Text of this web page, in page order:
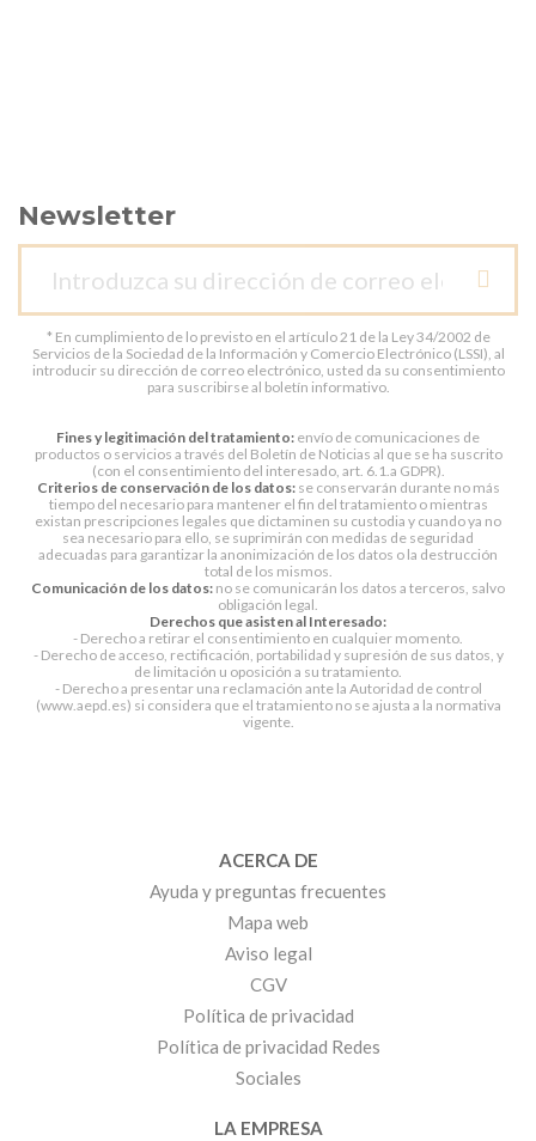
Newsletter
* En cumplimiento de lo previsto en el artículo 21 de la Ley 34/2002 de
Servicios de la Sociedad de la Información y Comercio Electrónico (LSSI), al
introducir su dirección de correo electrónico, usted da su consentimiento
para suscribirse al boletín informativo.
Fines y legitimación del tratamiento: envío de comunicaciones de
productos o servicios a través del Boletín de Noticias al que se ha suscrito
(con el consentimiento del interesado, art. 6.1.a GDPR).
Criterios de conservación de los datos:se conservarán durante no más
tiempo del necesario para mantener el fin del tratamiento o mientras
existan prescripciones legales que dictaminen su custodia y cuando ya no
sea necesario para ello, se suprimirán con medidas de seguridad
adecuadas para garantizar la anonimización de los datos o la destrucción
total de los mismos.
Comunicación de los datos: no se comunicarán los datos a terceros, salvo
obligación legal.
Derechos que asisten al Interesado:
- Derecho a retirar el consentimiento en cualquier momento.
- Derecho de acceso, rectificación, portabilidad y supresión de sus datos, y
de limitación u oposición a su tratamiento.
- Derecho a presentar una reclamación ante la Autoridad de control
(www.aepd.es) si considera que el tratamiento no se ajusta a la normativa
vigente.
ACERCA DE
Ayuda y preguntas frecuentes
Mapa web
Aviso legal
CGV
Política de privacidad
Política de privacidad Redes
Sociales
LA EMPRESA